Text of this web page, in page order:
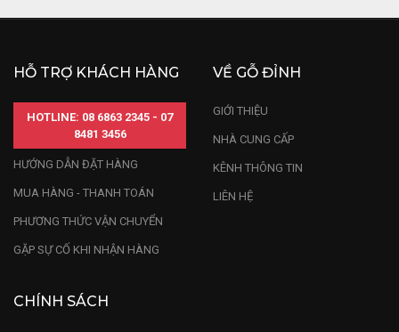
HỖ TRỢ KHÁCH HÀNG
HOTLINE: 08 6863 2345 - 07
8481 3456
HƯỚNG DẪN ĐẶT HÀNG
MUA HÀNG - THANH TOÁN
PHƯƠNG THỨC VẬN CHUYỂN
GẶP SỰ CỐ KHI NHẬN HÀNG
VỀ GỖ ĐỈNH
GIỚI THIỆU
NHÀ CUNG CẤP
KÊNH THÔNG TIN
LIÊN HỆ
CHÍNH SÁCH